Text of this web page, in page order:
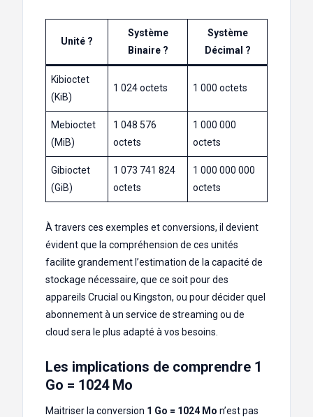
Unité ?
Système
Binaire ?
Système
Décimal ?
Kibioctet
(KiB)
1 024 octets 1 000 octets
Mebioctet
(MiB)
1 048 576
octets
1 000 000
octets
Gibioctet
(GiB)
1 073 741 824
octets
1 000 000 000
octets
À travers ces exemples et conversions, il devient
évident que la compréhension de ces unités
facilite grandement l’estimation de la capacité de
stockage nécessaire, que ce soit pour des
appareils Crucial ou Kingston, ou pour décider quel
abonnement à un service de streaming ou de
cloud sera le plus adapté à vos besoins.
Les implications de comprendre 1
Go = 1024 Mo
Maitriser la conversion 1 Go = 1024 Mo n’est pas